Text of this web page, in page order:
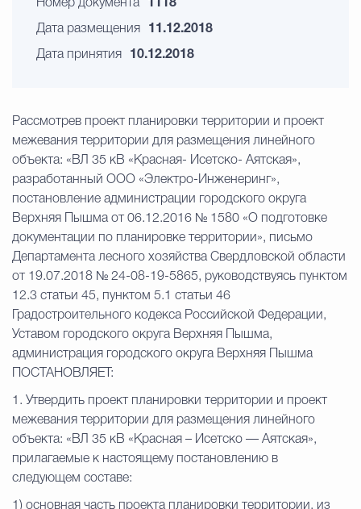
Номер документа 1118
Дата размещения 11.12.2018
Дата принятия 10.12.2018
Рассмотрев проект планировки территории и проект
межевания территории для размещения линейного
объекта: «ВЛ 35 кВ «Красная- Исетско- Аятская»,
разработанный ООО «Электро-Инженеринг»,
постановление администрации городского округа
Верхняя Пышма от 06.12.2016 № 1580 «О подготовке
документации по планировке территории», письмо
Департамента лесного хозяйства Свердловской области
от 19.07.2018 № 24-08-19-5865, руководствуясь пунктом
12.3 статьи 45, пунктом 5.1 статьи 46
Градостроительного кодекса Российской Федерации,
Уставом городского округа Верхняя Пышма,
администрация городского округа Верхняя Пышма
ПОСТАНОВЛЯЕТ:
1. Утвердить проект планировки территории и проект
межевания территории для размещения линейного
объекта: «ВЛ 35 кВ «Красная – Исетско — Аятская»,
прилагаемые к настоящему постановлению в
следующем составе:
1) основная часть проекта планировки территории, из